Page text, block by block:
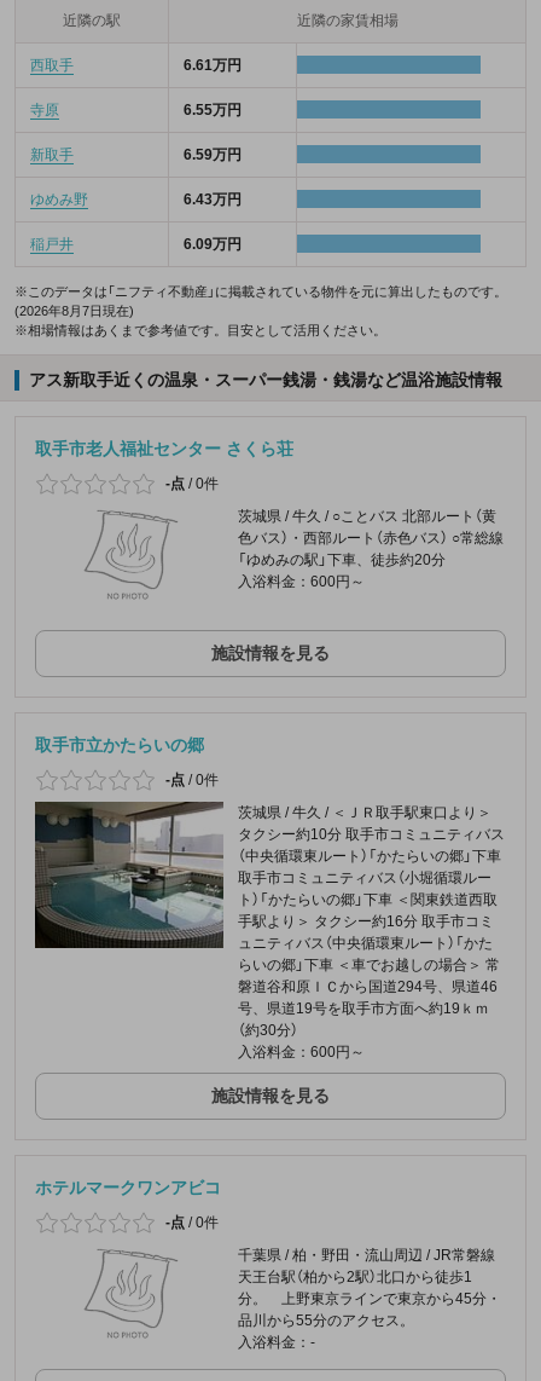
近隣の駅 近隣の家賃相場
西取手 6.61万円
寺原 6.55万円
新取手 6.59万円
ゆめみ野 6.43万円
稲戸井 6.09万円
※このデータは「ニフティ不動産」に掲載されている物件を元に算出したものです。
(2026年8月7日現在)
※相場情報はあくまで参考値です。目安として活用ください。
アス新取手近くの温泉・スーパー銭湯・銭湯など温浴施設情報
取手市老人福祉センター さくら荘
-点 /0件
茨城県 / 牛久 / ○ことバス 北部ルート（黄
色バス）・西部ルート（赤色バス） ○常総線
「ゆめみの駅」下車、徒歩約20分
入浴料金：600円～
施設情報を見る
取手市立かたらいの郷
-点 /0件
茨城県 / 牛久 / ＜ＪＲ取手駅東口より＞
タクシー約10分 取手市コミュニティバス
（中央循環東ルート）「かたらいの郷」下車
取手市コミュニティバス（小堀循環ルー
ト）「かたらいの郷」下車 ＜関東鉄道西取
手駅より＞ タクシー約16分 取手市コミ
ュニティバス（中央循環東ルート）「かた
らいの郷」下車 ＜車でお越しの場合＞ 常
磐道谷和原ＩＣから国道294号、県道46
号、県道19号を取手市方面へ約19ｋｍ
（約30分）
入浴料金：600円～
施設情報を見る
ホテルマークワンアビコ
-点 /0件
千葉県 / 柏・野田・流山周辺 / JR常磐線
天王台駅（柏から2駅）北口から徒歩1
分。 上野東京ラインで東京から45分・
品川から55分のアクセス。
入浴料金：-